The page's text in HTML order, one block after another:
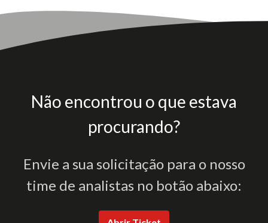
Não encontrou o que estava
procurando?
Envie a sua solicitação para o nosso
time de analistas no botão abaixo: